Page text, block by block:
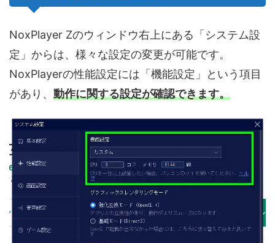
NoxPlayer Zのウィンドウ右上にある「システム設
定」からは、様々な設定の変更が可能です。
NoxPlayerの性能設定には「機能設定」という項目
があり、 動作に関する設定が確認できます。